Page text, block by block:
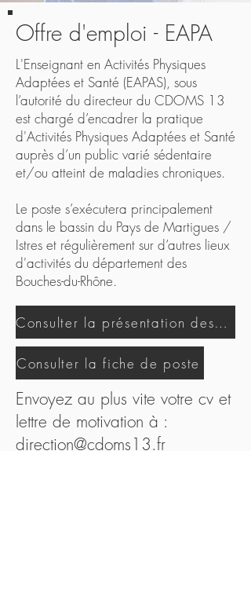
Offre d'emploi - EAPA
L'Enseignant en Activités Physiques
Adaptées et Santé (EAPAS), sous
l’autorité du directeur du CDOMS 13
est chargé d’encadrer la pratique
d'Activités Physiques Adaptées et Santé
auprès d’un public varié sédentaire
et/ou atteint de maladies chroniques.
Le poste s’exécutera principalement
dans le bassin du Pays de Martigues /
Istres et régulièrement sur d’autres lieux
d'activités du département des
Bouches-du-Rhône.
Consulter la présentation des activités du CDOMS 13
Consulter la fiche de poste
Envoyez au plus vite votre cv et
lettre de motivation à :
direction@cdoms13.fr